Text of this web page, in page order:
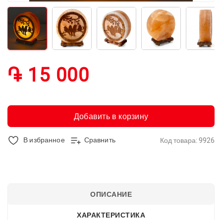
֏ 15 000
Добавить в корзину
В избранное Сравнить Код товара: 9926
ОПИСАНИЕ
ХАРАКТЕРИСТИКА